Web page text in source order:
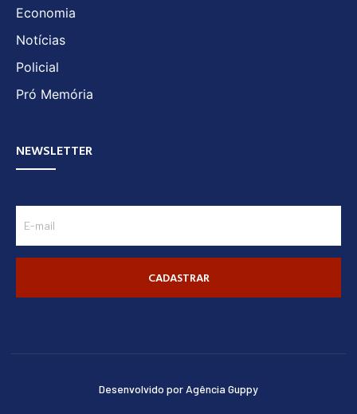
Economia
Notícias
Policial
Pró Memória
NEWSLETTER
CADASTRAR
Desenvolvido por Agência Guppy